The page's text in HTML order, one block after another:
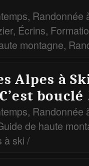
, Randonnée
, Écrins,
montagne,
Alpes à
, Randonnée
de haute
à ski /